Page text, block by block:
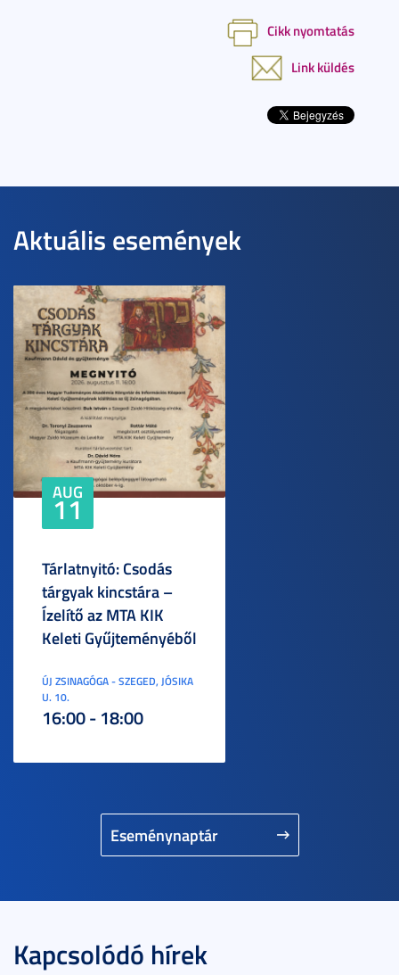
Cikk nyomtatás
Link küldés
Aktuális események
Eseménynaptár
AUG
11
Tárlatnyitó: Csodás
tárgyak kincstára –
Ízelítő az MTA KIK
Keleti Gyűjteményéből
ÚJ ZSINAGÓGA - SZEGED, JÓSIKA
U. 10.
16:00 - 18:00
Kapcsolódó hírek